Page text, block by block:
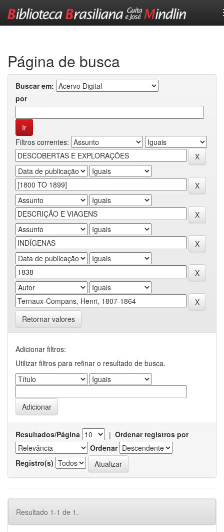
Página de busca
Buscar em:
por
Filtros correntes:
Retornar valores
Adicionar filtros:
Utilizar filtros para refinar o resultado de busca.
Resultados/Página | Ordenar registros por
Ordenar
Registro(s)
Resultado 1-1 de 1.